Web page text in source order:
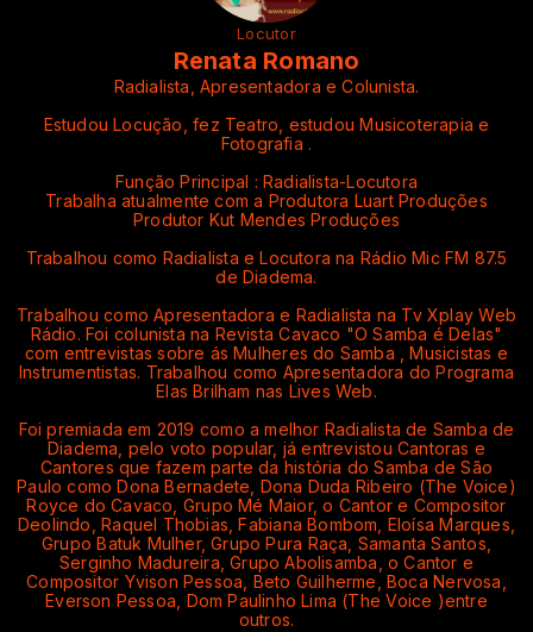
Locutor
Renata Romano
Radialista, Apresentadora e Colunista.
Estudou Locução, fez Teatro, estudou Musicoterapia e
Fotografia .
Função Principal : Radialista-Locutora
Trabalha atualmente com a Produtora Luart Produções
Produtor Kut Mendes Produções
Trabalhou como Radialista e Locutora na Rádio Mic FM 87.5
de Diadema.
Trabalhou como Apresentadora e Radialista na Tv Xplay Web
Rádio. Foi colunista na Revista Cavaco "O Samba é Delas"
com entrevistas sobre ás Mulheres do Samba , Musicistas e
Instrumentistas. Trabalhou como Apresentadora do Programa
Elas Brilham nas Lives Web.
Foi premiada em 2019 como a melhor Radialista de Samba de
Diadema, pelo voto popular, já entrevistou Cantoras e
Cantores que fazem parte da história do Samba de São
Paulo como Dona Bernadete, Dona Duda Ribeiro (The Voice)
Royce do Cavaco, Grupo Mé Maior, o Cantor e Compositor
Deolindo, Raquel Thobias, Fabiana Bombom, Eloísa Marques,
Grupo Batuk Mulher, Grupo Pura Raça, Samanta Santos,
Serginho Madureira, Grupo Abolisamba, o Cantor e
Compositor Yvison Pessoa, Beto Guilherme, Boca Nervosa,
Everson Pessoa, Dom Paulinho Lima (The Voice )entre
outros.